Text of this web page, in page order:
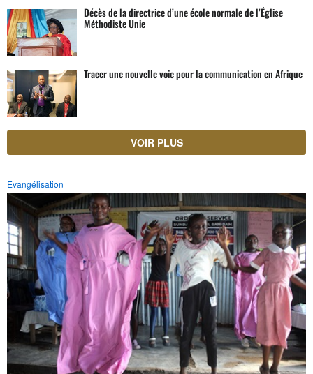
Décès de la directrice d’une école normale de l’Église
Méthodiste Unie
Tracer une nouvelle voie pour la communication en Afrique
VOIR PLUS
Evangélisation